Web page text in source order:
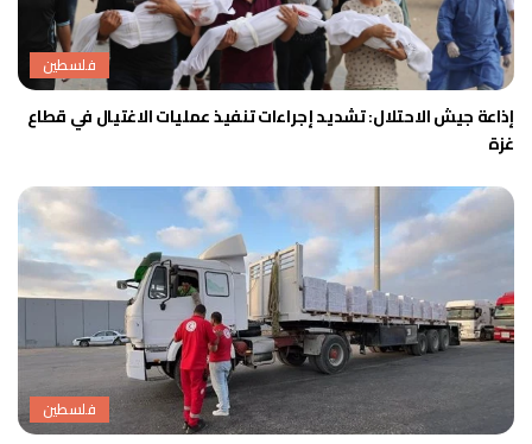
فلسطين
إذاعة جيش الاحتلال: تشديد إجراءات تنفيذ عمليات الاغتيال في قطاع
غزة
فلسطين